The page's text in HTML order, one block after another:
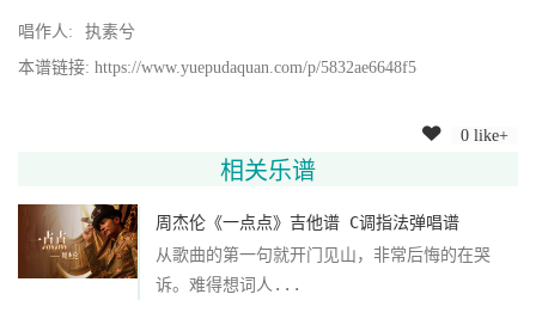
唱作人:
执素兮
本谱链接: https://www.yuepudaquan.com/p/5832ae6648f5
0 like+
相关乐谱
周杰伦《一点点》吉他谱 C调指法弹唱谱
从歌曲的第一句就开门见山，非常后悔的在哭
诉。难得想词人...